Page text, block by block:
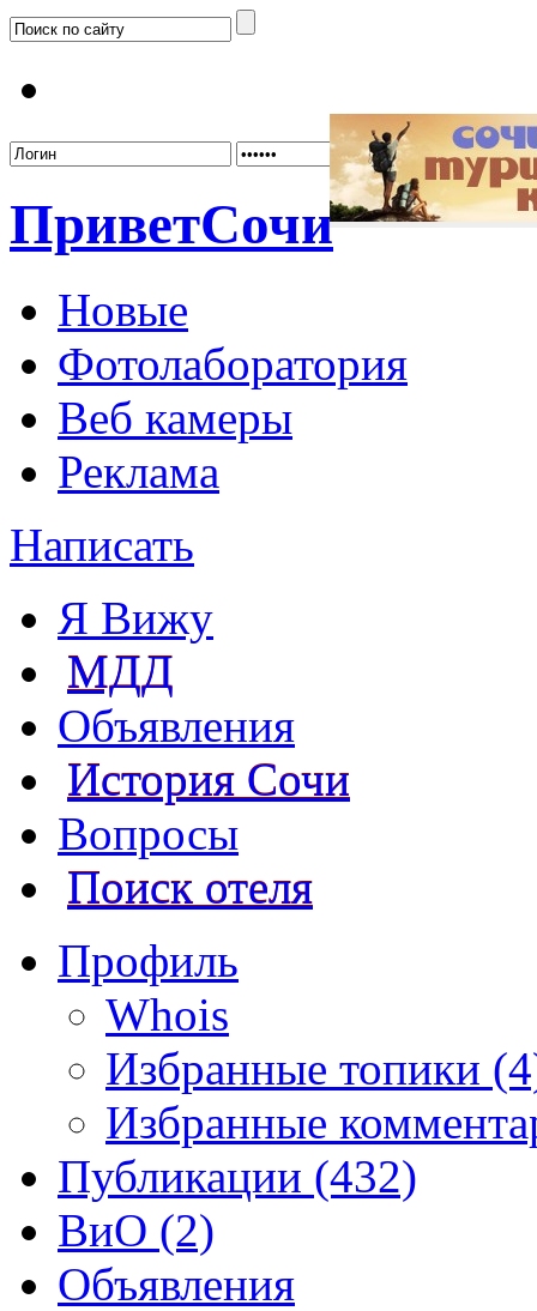
ПриветСочи
Новые
Фотолаборатория
Веб камеры
Реклама
Написать
Я Вижу
МДД
Объявления
История Сочи
Вопросы
Поиск отеля
Профиль
Whois
Избранные топики
Избранные
Публикации (432)
ВиО (2)
Объявления